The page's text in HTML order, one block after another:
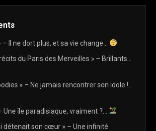
– Il ne dort plus, et sa vie change…
du Paris des Merveilles » – Brillants…
» – Ne jamais rencontrer son idole !…
Une île paradisiaque, vraiment ?…
détenait son cœur » – Une infinité